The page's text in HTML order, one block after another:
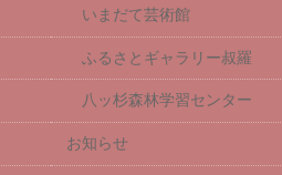
いまだて芸術館
ふるさとギャラリー叔羅
八ッ杉森林学習センター
お知らせ